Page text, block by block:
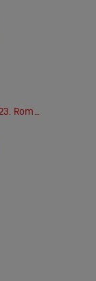
noile prețuri